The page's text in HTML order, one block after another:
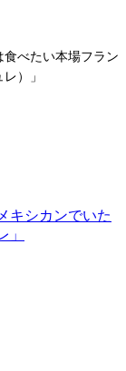
食べたい本場フラン
）」
キシカンでいた
」